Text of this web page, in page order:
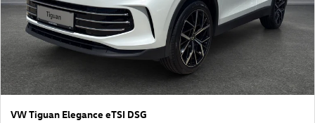
VW Tiguan Elegance eTSI DSG